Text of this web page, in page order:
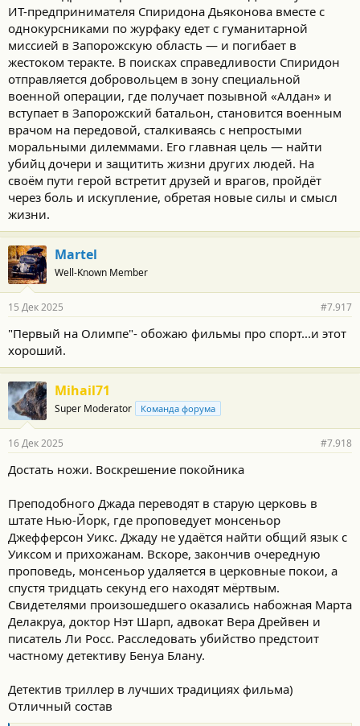
ИТ-предпринимателя Спиридона Дьяконова вместе с
однокурсниками по журфаку едет с гуманитарной
миссией в Запорожскую область — и погибает в
жестоком теракте. В поисках справедливости Спиридон
отправляется добровольцем в зону специальной
военной операции, где получает позывной «Алдан» и
вступает в Запорожский батальон, становится военным
врачом на передовой, сталкиваясь с непростыми
моральными дилеммами. Его главная цель — найти
убийц дочери и защитить жизни других людей. На
своём пути герой встретит друзей и врагов, пройдёт
через боль и искупление, обретая новые силы и смысл
жизни.
Martel
Well-Known Member
15 Дек 2025 #7.917
"Первый на Олимпе"- обожаю фильмы про спорт...и этот
хороший.
Mihail71
Super Moderator Команда форума
16 Дек 2025 #7.918
Достать ножи. Воскрешение покойника
Преподобного Джада переводят в старую церковь в
штате Нью-Йорк, где проповедует монсеньор
Джефферсон Уикс. Джаду не удаётся найти общий язык с
Уиксом и прихожанам. Вскоре, закончив очередную
проповедь, монсеньор удаляется в церковные покои, а
спустя тридцать секунд его находят мёртвым.
Свидетелями произошедшего оказались набожная Марта
Делакруа, доктор Нэт Шарп, адвокат Вера Дрейвен и
писатель Ли Росс. Расследовать убийство предстоит
частному детективу Бенуа Блану.
Детектив триллер в лучших традициях фильма)
Отличный состав